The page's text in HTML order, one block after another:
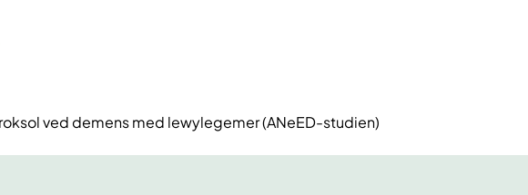
ved demens med lewylegemer (ANeED-studien)